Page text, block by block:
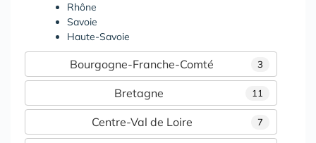
Rhône
Savoie
Haute-Savoie
3
Bourgogne-Franche-Comté
11
Bretagne
7
Centre-Val de Loire